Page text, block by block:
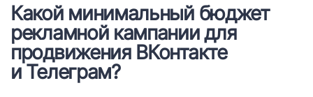
Какой минимальный бюджет
рекламной кампании для
продвижения ВКонтакте
и Телеграм?